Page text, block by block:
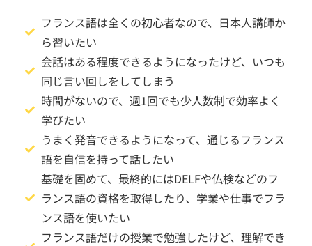
フランス語は全くの初心者なので、日本人講師か
ら習いたい
会話はある程度できるようになったけど、いつも
同じ言い回しをしてしまう
時間がないので、週1回でも少人数制で効率よく
学びたい
うまく発音できるようになって、通じるフランス
語を自信を持って話したい
基礎を固めて、最終的にはDELFや仏検などのフ
ランス語の資格を取得したり、学業や仕事でフラ
ンス語を使いたい
フランス語だけの授業で勉強したけど、理解でき